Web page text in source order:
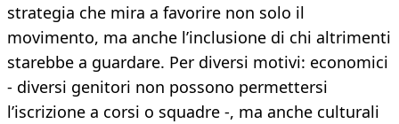
strategia che mira a favorire non solo il
movimento, ma anche l’inclusione di chi altrimenti
starebbe a guardare. Per diversi motivi: economici
- diversi genitori non possono permettersi
l’iscrizione a corsi o squadre -, ma anche culturali